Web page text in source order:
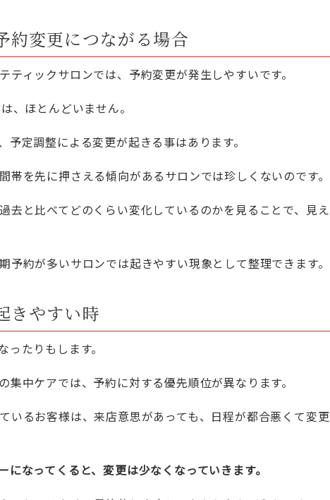
約変更につながる場合
ィックサロンでは、予約変更が発生しやすいです。
、ほとんどいません。
定調整による変更が起きる事はあります。
を先に押さえる傾向があるサロンでは珍しくないのです。
去と比べてどのくらい変化しているのかを見ることで、見え
約が多いサロンでは起きやすい現象として整理できます。
きやすい時
たりもします。
中ケアでは、予約に対する優先順位が異なります。
いるお客様は、来店意思があっても、日程が都合悪くて変更
なってくると、変更は少なくなっていきます。